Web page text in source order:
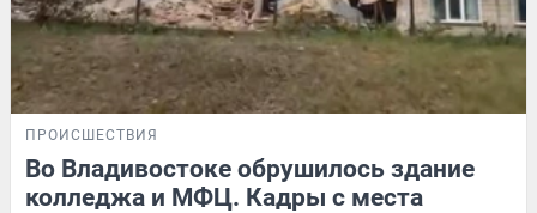
ПРОИСШЕСТВИЯ
Во Владивостоке обрушилось здание
колледжа и МФЦ. Кадры с места